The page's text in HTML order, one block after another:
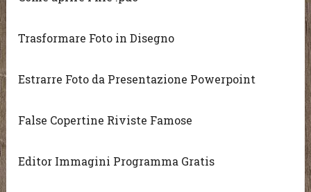
Trasformare Foto in Disegno
Estrarre Foto da Presentazione Powerpoint
False Copertine Riviste Famose
Editor Immagini Programma Gratis